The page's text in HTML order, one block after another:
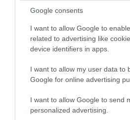
Google consents
I want to allow Google to
related to advertising like
device identifiers in apps.
I want to allow my user data to
Google for online advertising
I want to allow Google to send
personalized advertising.